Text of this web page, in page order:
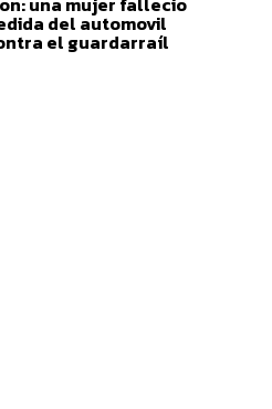
del automovil
el guardarraíl